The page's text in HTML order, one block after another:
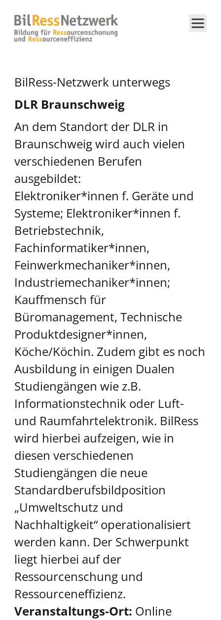
BilRess-Netzwerk unterwegs
DLR Braunschweig
An dem Standort der DLR in
Braunschweig wird auch vielen
verschiedenen Berufen
ausgebildet:
Elektroniker*innen f. Geräte und
Systeme; Elektroniker*innen f.
Betriebstechnik,
Fachinformatiker*innen,
Feinwerkmechaniker*innen,
Industriemechaniker*innen;
Kauffmensch für
Büromanagement, Technische
Produktdesigner*innen,
Köche/Köchin. Zudem gibt es noch
Ausbildung in einigen Dualen
Studiengängen wie z.B.
Informationstechnik oder Luft-
und Raumfahrtelektronik. BilRess
wird hierbei aufzeigen, wie in
diesen verschiedenen
Studiengängen die neue
Standardberufsbildposition
„Umweltschutz und
Nachhaltigkeit“ operationalisiert
werden kann. Der Schwerpunkt
liegt hierbei auf der
Ressourcenschung und
Ressourceneffizienz.
Veranstaltungs-Ort: Online